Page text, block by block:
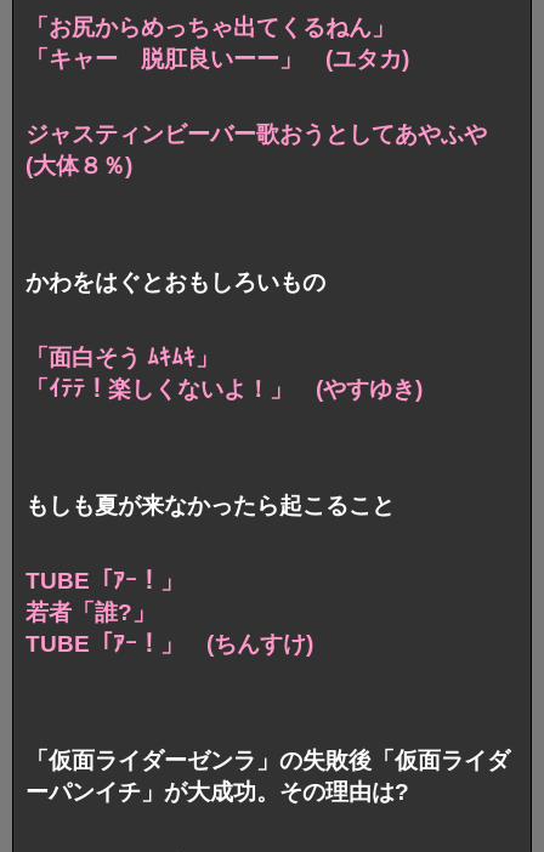
「お尻からめっちゃ出てくるねん」
「キャー 脱肛良いーー」 (ユタカ)
ジャスティンビーバー歌おうとしてあやふや
(大体８％)
かわをはぐとおもしろいもの
「面白そう ﾑｷﾑｷ」
「ｲﾃﾃ！楽しくないよ！」 (やすゆき)
もしも夏が来なかったら起こること
TUBE「ｱｰ！」
若者「誰?」
TUBE「ｱｰ！」 (ちんすけ)
「仮面ライダーゼンラ」の失敗後「仮面ライダ
ーパンイチ」が大成功。その理由は?